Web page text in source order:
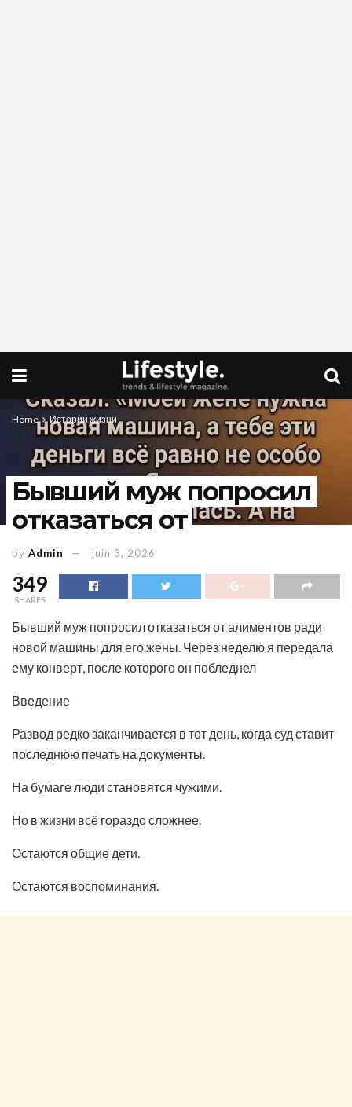
Home Истории жизни
Бывший муж попросил
отказаться от
by Admin juin 3, 2026
349
SHARES
Бывший муж попросил отказаться от алиментов ради
новой машины для его жены. Через неделю я передала
ему конверт, после которого он побледнел
Введение
Развод редко заканчивается в тот день, когда суд ставит
последнюю печать на документы.
На бумаге люди становятся чужими.
Но в жизни всё гораздо сложнее.
Остаются общие дети.
Остаются воспоминания.